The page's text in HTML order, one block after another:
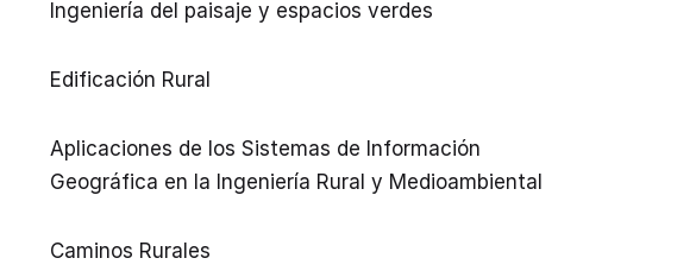
Ingeniería del paisaje y espacios verdes
Edificación Rural
Aplicaciones de los Sistemas de Información
Geográfica en la Ingeniería Rural y Medioambiental
Caminos Rurales